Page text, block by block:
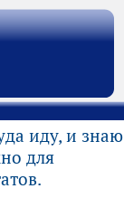
иду, и
для